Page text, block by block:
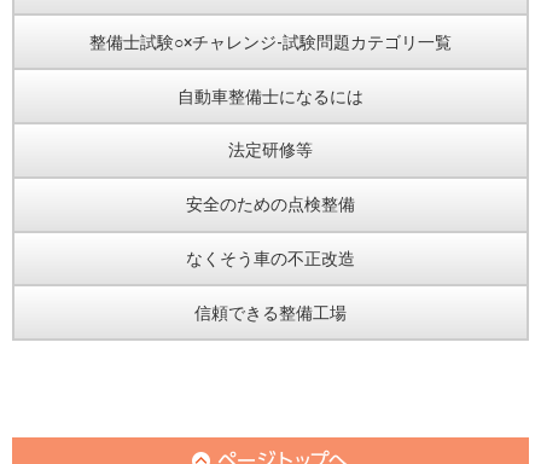
整備士試験○×チャレンジ-試験問題カテゴリ一覧
自動車整備士になるには
法定研修等
安全のための点検整備
なくそう車の不正改造
信頼できる整備工場